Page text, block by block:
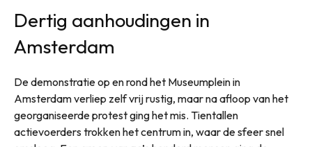
Dertig aanhoudingen in
Amsterdam
De demonstratie op en rond het Museumplein in
Amsterdam verliep zelf vrij rustig, maar na afloop van het
georganiseerde protest ging het mis. Tientallen
actievoerders trokken het centrum in, waar de sfeer snel